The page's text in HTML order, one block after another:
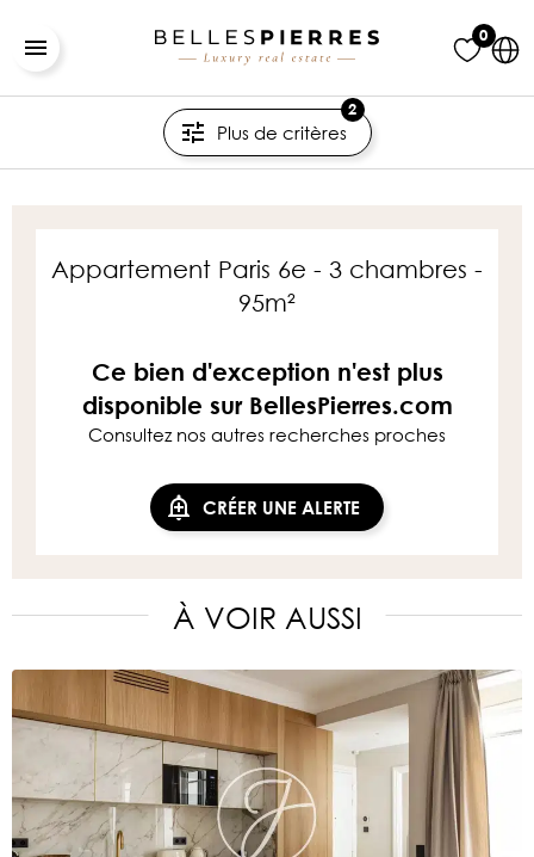
0
Plus de critères
2
Appartement Paris 6e - 3 chambres -
95m²
Ce bien d'exception n'est plus
disponible sur BellesPierres.com
Consultez nos autres recherches proches
CRÉER UNE ALERTE
À VOIR AUSSI